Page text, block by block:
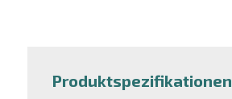
Produktspezifikationen